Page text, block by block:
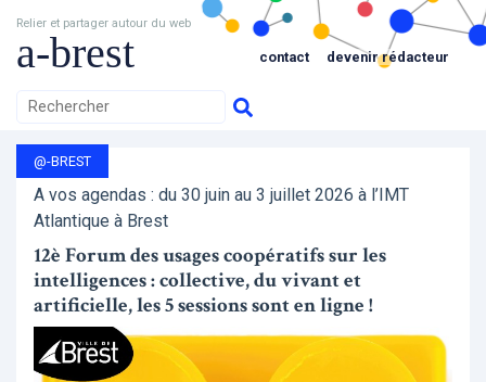
Relier et partager autour du web
a-brest contact devenir rédacteur
@-BREST
A vos agendas : du 30 juin au 3 juillet 2026 à l’IMT
Atlantique à Brest
12è Forum des usages coopératifs sur les
intelligences : collective, du vivant et
artificielle, les 5 sessions sont en ligne !